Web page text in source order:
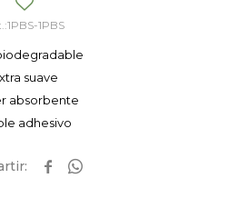
1PBS-1PBS
suave
absorbente
adhesivo
 